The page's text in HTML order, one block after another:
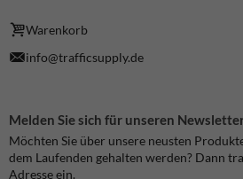
Warenkorb
info@trafficsupply.de
Melden Sie sich für unseren
Möchten Sie über unsere neusten
dem Laufenden gehalten werden? Dann
Adresse ein.